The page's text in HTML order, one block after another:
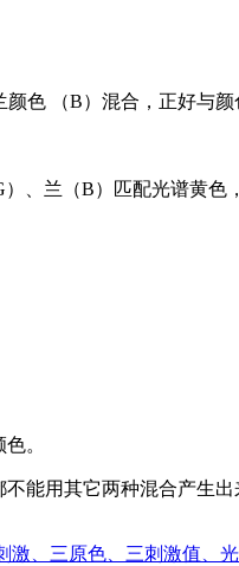
色 （B）混合，正好与
、兰（B）匹配光谱黄
。
能用其它两种混合产生出
激、三原色、三刺激值、